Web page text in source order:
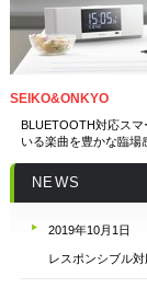
SEIKO&ONKYO
BLUETOOTH対応ス
いる楽曲を豊かな臨場
NEWS
2019年10月1日
レスポンシブル